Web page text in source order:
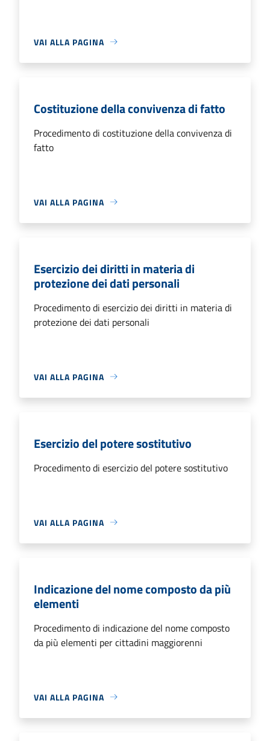
VAI ALLA PAGINA
Costituzione della convivenza di fatto
Procedimento di costituzione della convivenza di
fatto
VAI ALLA PAGINA
Esercizio dei diritti in materia di
protezione dei dati personali
Procedimento di esercizio dei diritti in materia di
protezione dei dati personali
VAI ALLA PAGINA
Esercizio del potere sostitutivo
Procedimento di esercizio del potere sostitutivo
VAI ALLA PAGINA
Indicazione del nome composto da più
elementi
Procedimento di indicazione del nome composto
da più elementi per cittadini maggiorenni
VAI ALLA PAGINA